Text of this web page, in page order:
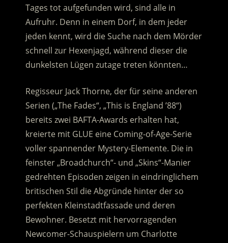
Tages tot aufgefunden wird, sind alle in
Aufruhr. Denn in einem Dorf, in dem jeder
jeden kennt, wird die Suche nach dem Mörder
schnell zur Hexenjagd, während dieser die
dunkelsten Lügen zutage treten könnten…
Regisseur Jack Thorne, der für seine anderen
Serien („The Fades“, „This is England ’88“)
bereits zwei BAFTA-Awards erhalten hat,
kreierte mit GLUE eine Coming-of-Age-Serie
voller spannender Mystery-Elemente. Die in
feinster „Broadchurch“- und „Skins“-Manier
gedrehten Episoden zeigen in eindringlichem
britischen Stil die Abgründe hinter der so
perfekten Kleinstadtfassade und deren
Bewohner. Besetzt mit hervorragenden
Newcomer-Schauspielern um Charlotte